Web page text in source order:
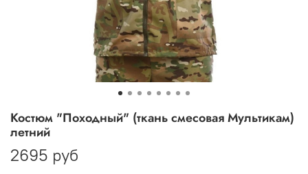
Костюм "Походный" (ткань смесовая Мультикам)
летний
2695 руб